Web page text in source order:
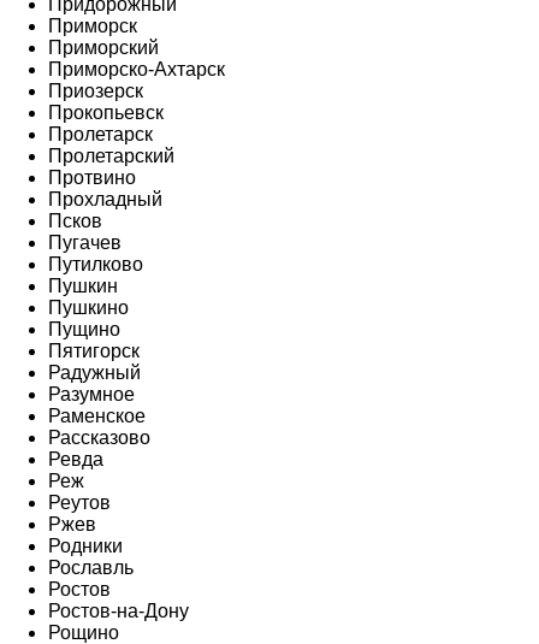
Придорожный
Приморск
Приморский
Приморско-Ахтарск
Приозерск
Прокопьевск
Пролетарск
Пролетарский
Протвино
Прохладный
Псков
Пугачев
Путилково
Пушкин
Пушкино
Пущино
Пятигорск
Радужный
Разумное
Раменское
Рассказово
Ревда
Реж
Реутов
Ржев
Родники
Рославль
Ростов
Ростов-на-Дону
Рощино